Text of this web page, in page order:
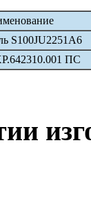
S100JU2251A6
ПС